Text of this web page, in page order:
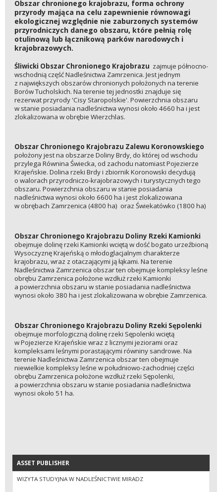
Obszar chronionego krajobrazu, forma ochrony
przyrody mająca na celu zapewnienie równowagi
ekologicznej względnie nie zaburzonych systemów
przyrodniczych danego obszaru, które pełnią rolę
otulinową lub łącznikową parków narodowych i
krajobrazowych.
Śliwicki Obszar Chronionego Krajobrazu zajmuje północno-
wschodnią część Nadleśnictwa Zamrzenica. Jest jednym
z największych obszarów chronionych położonych na terenie
Borów Tucholskich. Na terenie tej jednostki znajduje się
rezerwat przyrody 'Cisy Staropolskie'. Powierzchnia obszaru
w stanie posiadania nadleśnictwa wynosi około 4660 ha i jest
zlokalizowana w obrębie Wierzchlas.
Obszar Chronionego Krajobrazu Zalewu Koronowskiego
położony jest na obszarze Doliny Brdy, do której od wschodu
przylega Równina Świecka, od zachodu natomiast Pojezierze
Krajeńskie. Dolina rzeki Brdy i zbiornik Koronowski decydują
o walorach przyrodniczo-krajobrazowych i turystycznych tego
obszaru. Powierzchnia obszaru w stanie posiadania
nadleśnictwa wynosi około 6600 ha i jest zlokalizowana
w obrębach Zamrzenica (4800 ha) oraz Świekatówko (1800 ha)
Obszar Chronionego Krajobrazu Doliny Rzeki Kamionki
obejmuje dolinę rzeki Kamionki wciętą w dość bogato urzeźbioną
Wysoczyznę Krajeńską o młodoglacjalnym charakterze
krajobrazu, wraz z otaczającymi ją łąkami. Na terenie
Nadleśnictwa Zamrzenica obszar ten obejmuje kompleksy leśne
obrębu Zamrzenica położone wzdłuż rzeki Kamionki
a powierzchnia obszaru w stanie posiadania nadleśnictwa
wynosi około 380 ha i jest zlokalizowana w obrębie Zamrzenica.
Obszar Chronionego Krajobrazu Doliny Rzeki Sępolenki
obejmuje morfologiczną dolinę rzeki Sępolenki wciętą
w Pojezierze Krajeńskie wraz z licznymi jeziorami oraz
kompleksami leśnymi porastającymi równiny sandrowe. Na
terenie Nadleśnictwa Zamrzenica obszar ten obejmuje
niewielkie kompleksy leśne w południowo-zachodniej części
obrębu Zamrzenica położone wzdłuż rzeki Sępolenki,
a powierzchnia obszaru w stanie posiadania nadleśnictwa
wynosi około 51 ha.
ASSET PUBLISHER
ASSET PUBLISHER
WIZYTA STUDYJNA W NADLEŚNICTWIE MIRADZ